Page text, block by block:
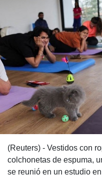
(Reuters) - Vestidos con
colchonetas de espuma,
se reunió en un estudio